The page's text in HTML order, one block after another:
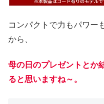
コンパクトで力もパワー
から、
母の日のプレゼントとか
ると思いますね～。